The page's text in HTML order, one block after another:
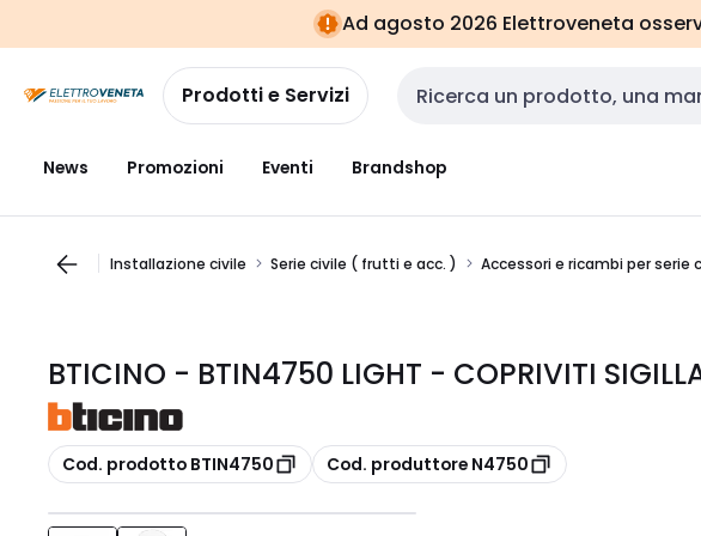
navigazionealla
pagina
Ad agosto 2026 Elettroveneta
Prodotti e Servizi Cerca input
News Promozioni Eventi Brandshop
Installazione civile Serie civile ( frutti e acc. ) Accessori e ricambi per serie
BTICINO - BTIN4750 LIGHT - COPRIVITI
copia
Cod. prodotto BTIN4750 copia
Cod. produttore N4750